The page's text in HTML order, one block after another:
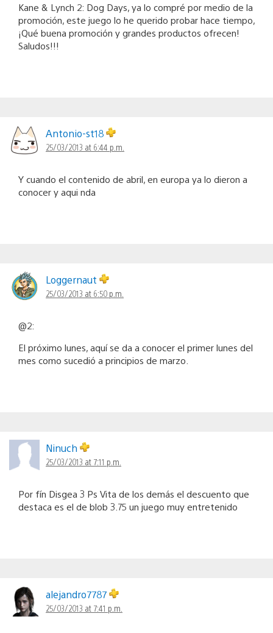
Kane & Lynch 2: Dog Days, ya lo compré por medio de la
promoción, este juego lo he querido probar hace tiempo,
¡Qué buena promoción y grandes productos ofrecen!
Saludos!!!
Antonio-st18
25/03/2013 at 6:44 p.m.
Y cuando el contenido de abril, en europa ya lo dieron a
conocer y aqui nda
Loggernaut
25/03/2013 at 6:50 p.m.
@2:
El próximo lunes, aquí se da a conocer el primer lunes del
mes como sucedió a principios de marzo.
Ninuch
25/03/2013 at 7:11 p.m.
Por fín Disgea 3 Ps Vita de los demás el descuento que
destaca es el de blob 3.75 un juego muy entretenido
alejandro7787
25/03/2013 at 7:41 p.m.